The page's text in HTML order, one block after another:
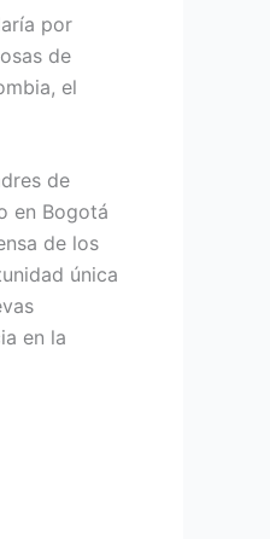
por
de
el
de
en Bogotá
de los
única
en la